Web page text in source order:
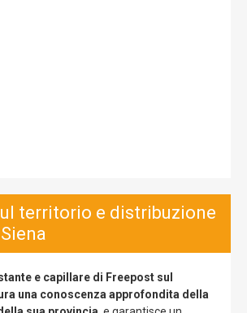
territorio e distribuzione
e capillare di Freepost sul
una conoscenza approfondita della